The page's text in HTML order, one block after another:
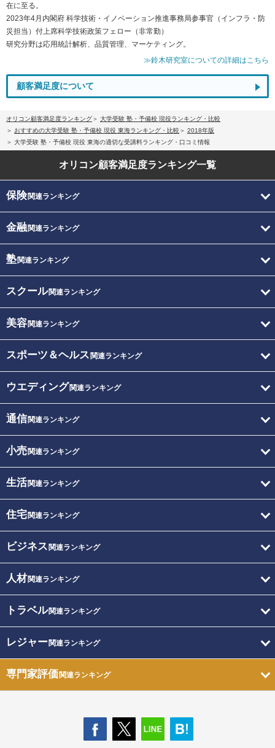
在に至る。
2023年4月内閣府 科学技術・イノベーション推進事務局参事官（インフラ・防
災担当）付上席科学技術政策フェロー（非常勤）
研究分野は応用統計解析、品質管理、マーケティング。
≫鈴木研究室についての詳細はこちら
顧客満足度について
オリコン顧客満足度ランキング
大学受験 塾・予備校 現役ランキング・比較
おすすめの大学受験 塾・予備校 現役 東海ランキング・比較
2018年版
大学受験 塾・予備校 現役 東海の適切な受講料ランキング・口コミ情報
オリコン顧客満足度ランキング一覧
保険関連ランキング
金融関連ランキング
塾関連ランキング
スクール関連ランキング
美容関連ランキング
スポーツ＆ヘルス 関連ランキング
ウエディング関連ランキング
通信関連ランキング
小売関連ランキング
生活関連ランキング
住宅関連ランキング
ビジネス 関連ランキング
人材関連ランキング
トラベル関連ランキング
レジャー関連ランキング
専門家評価関連ランキング